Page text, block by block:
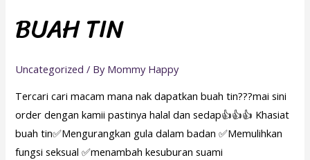
BUAH TIN
Uncategorized / By Mommy Happy
Tercari cari macam mana nak dapatkan buah tin???mai sini
order dengan kamii pastinya halal dan sedap👍👍👍 Khasiat
buah tin✅Mengurangkan gula dalam badan ✅Memulihkan
fungsi seksual ✅menambah kesuburan suami